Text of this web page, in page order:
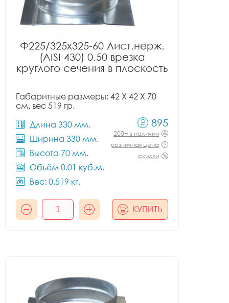
Ф225/325x325-60 Лист.нерж.
(AISI 430) 0.50 врезка
круглого сечения в плоскость
Габаритные размеры: 42 X 42 X 70
см, вес 519 гр.
Длина 330 мм.
Ширина 330 мм.
Высота 70 мм.
Объём 0.01 куб.м.
Вес: 0.519 кг.
895
200+ в наличии
розничная цена
скидки
КУПИТЬ